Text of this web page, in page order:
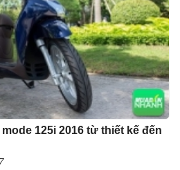
125i 2016 từ thiết kế đến